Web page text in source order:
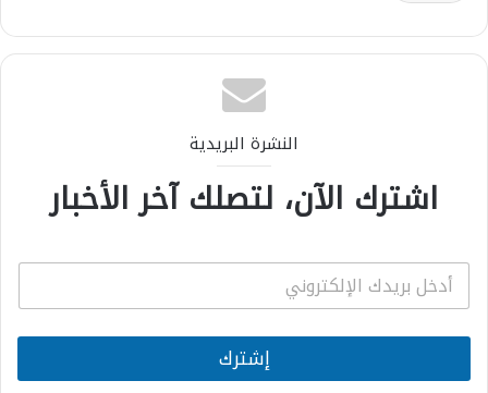
النشرة البريدية
اشترك الآن، لتصلك آخر الأخبار
E
a
i
* إشترك